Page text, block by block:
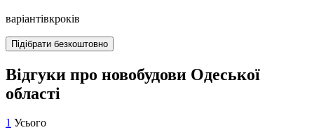
варіантівкроків
Підібрати безкоштовно
Відгуки про новобудови Одеської
області
1 Усього